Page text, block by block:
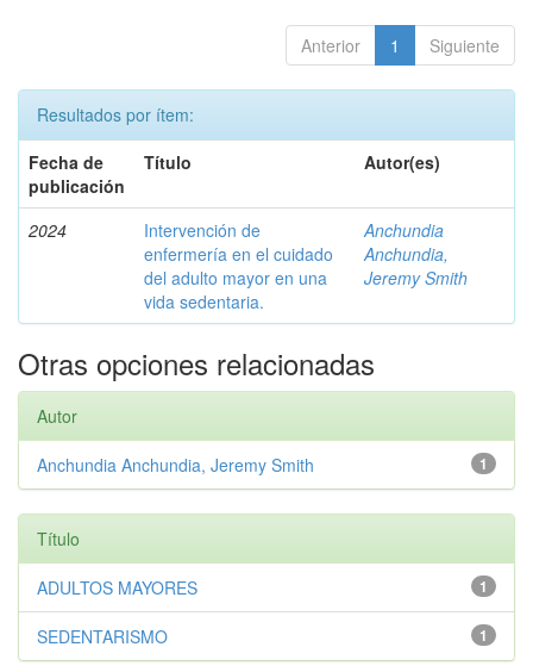
Anterior 1 Siguiente
Resultados por ítem:
Fecha de
publicación
Título Autor(es)
2024
Intervención de
enfermería en el cuidado
del adulto mayor en una
vida sedentaria.
Anchundia
Anchundia,
Jeremy Smith
Otras opciones relacionadas
Autor
1
Anchundia Anchundia, Jeremy Smith
Título
1
ADULTOS MAYORES
1
SEDENTARISMO